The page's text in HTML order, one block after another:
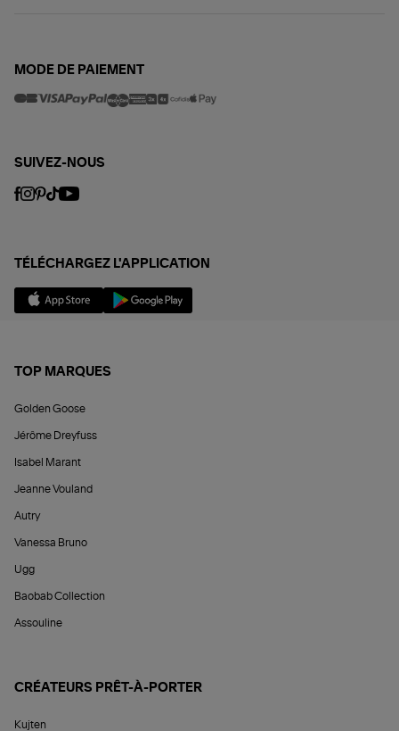
MODE DE PAIEMENT
SUIVEZ-NOUS
TÉLÉCHARGEZ L'APPLICATION
TOP MARQUES
Golden Goose
Jérôme Dreyfuss
Isabel Marant
Jeanne Vouland
Autry
Vanessa Bruno
Ugg
Baobab Collection
Assouline
CRÉATEURS PRÊT-À-PORTER
Kujten